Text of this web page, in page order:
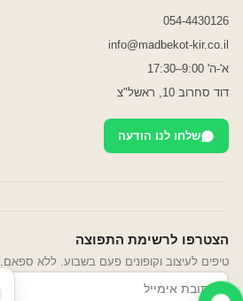
054-4430126
info@madbekot-kir.co.il
א'-ה' 9:00–17:30
דוד סחרוב 10, ראשל"צ
שלחו לנו הודעה
הצטרפו לרשימת התפוצה
טיפים לעיצוב וקופונים פעם בשבוע. ללא ספאם.